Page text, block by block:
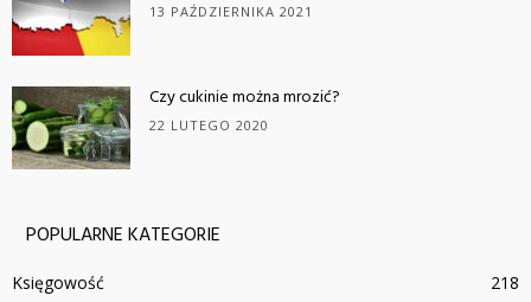
13 PAŹDZIERNIKA 2021
Czy cukinie można mrozić?
22 LUTEGO 2020
POPULARNE KATEGORIE
Księgowość
218